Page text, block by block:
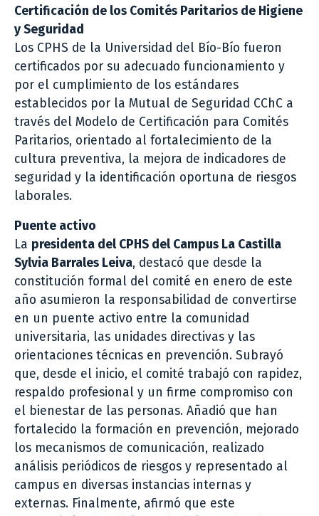
Certificación de los Comités Paritarios de Higiene
y Seguridad
Los CPHS de la Universidad del Bío-Bío fueron
certificados por su adecuado funcionamiento y
por el cumplimiento de los estándares
establecidos por la Mutual de Seguridad CChC a
través del Modelo de Certificación para Comités
Paritarios, orientado al fortalecimiento de la
cultura preventiva, la mejora de indicadores de
seguridad y la identificación oportuna de riesgos
laborales.
Puente activo
La presidenta del CPHS del Campus La Castilla
Sylvia Barrales Leiva, destacó que desde la
constitución formal del comité en enero de este
año asumieron la responsabilidad de convertirse
en un puente activo entre la comunidad
universitaria, las unidades directivas y las
orientaciones técnicas en prevención. Subrayó
que, desde el inicio, el comité trabajó con rapidez,
respaldo profesional y un firme compromiso con
el bienestar de las personas. Añadió que han
fortalecido la formación en prevención, mejorado
los mecanismos de comunicación, realizado
análisis periódicos de riesgos y representado al
campus en diversas instancias internas y
externas. Finalmente, afirmó que este